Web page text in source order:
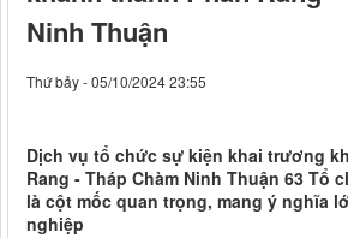
Ninh Thuận
Thứ bảy - 05/10/2024 23:55
Dịch vụ tổ chức sự kiện khai trương
Rang - Tháp Chàm Ninh Thuận 63 Tổ
là cột mốc quan trọng, mang ý nghĩa
nghiệp